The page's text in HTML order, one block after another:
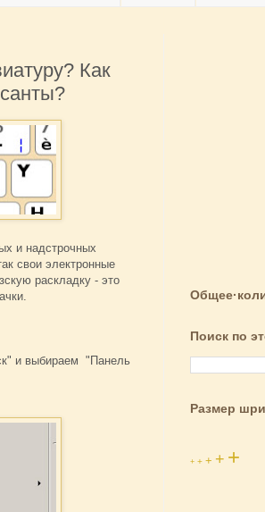
Как
и надстрочных
свои электронные
раскладку - это
и выбираем "Панель
Поиск по
Размер
+ + + + +